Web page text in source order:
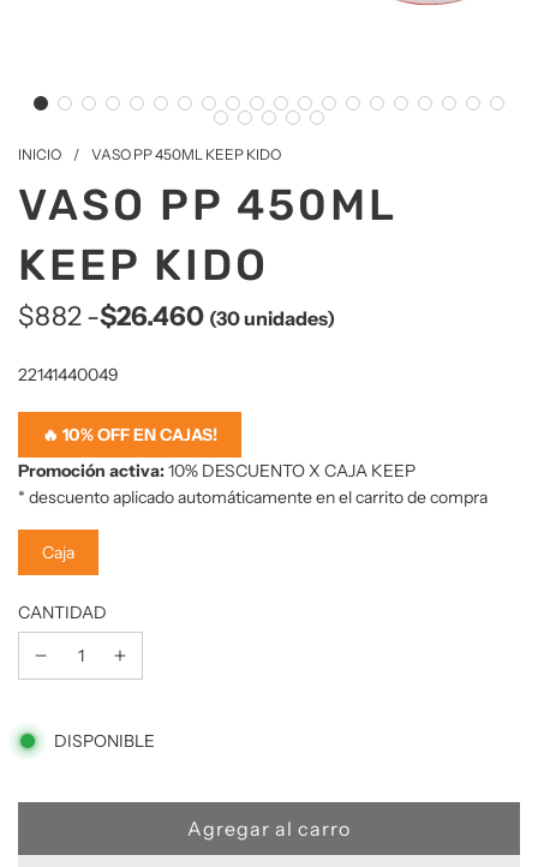
INICIO / VASO PP 450ML KEEP KIDO
VASO PP 450ML
KEEP KIDO
oferta
$882 -$26.460 (30 unidades)
22141440049
🔥 10% OFF EN CAJAS!
Promoción activa:10% DESCUENTO X CAJA KEEP
* descuento aplicado automáticamente en el carrito de compra
Caja
CANTIDAD
1
DISPONIBLE
C
a
Agregar al carro